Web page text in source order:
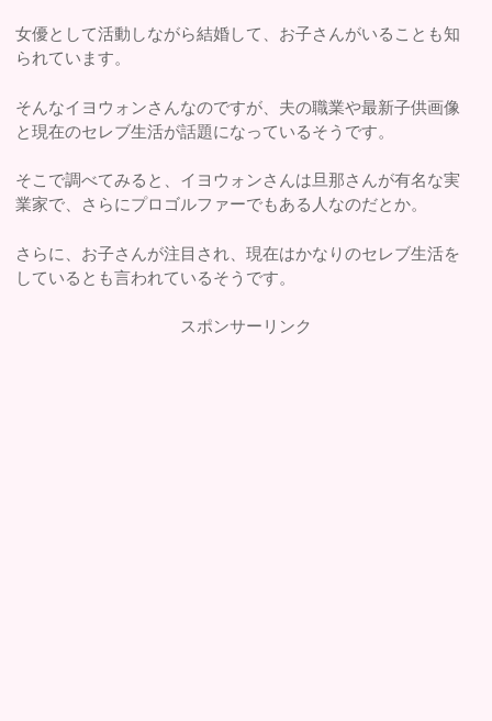
女優として活動しながら結婚して、お子さんがいることも知
られています。
そんなイヨウォンさんなのですが、夫の職業や最新子供画像
と現在のセレブ生活が話題になっているそうです。
そこで調べてみると、イヨウォンさんは旦那さんが有名な実
業家で、さらにプロゴルファーでもある人なのだとか。
さらに、お子さんが注目され、現在はかなりのセレブ生活を
しているとも言われているそうです。
スポンサーリンク